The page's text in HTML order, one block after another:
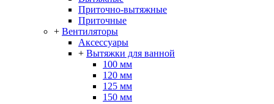
Приточно-вытяжные
Приточные
+ Вентиляторы
Аксессуары
+ Вытяжки для ванной
100 мм
120 мм
125 мм
150 мм